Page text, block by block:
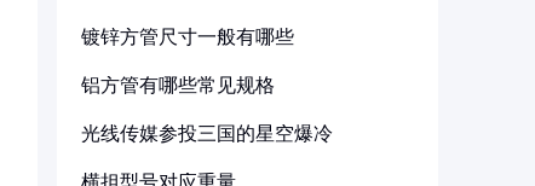
镀锌方管尺寸一般有哪些
铝方管有哪些常见规格
光线传媒参投三国的星空爆冷
横担型号对应重量